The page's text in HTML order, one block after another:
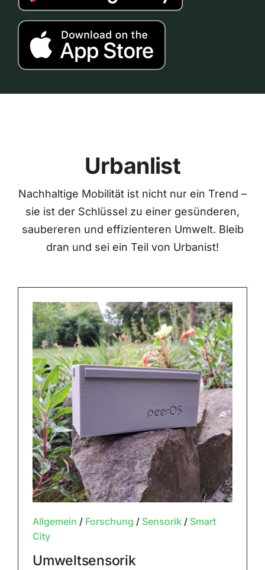
Urbanlist
Nachhaltige Mobilität ist nicht nur ein Trend –
sie ist der Schlüssel zu einer gesünderen,
saubereren und effizienteren Umwelt. Bleib
dran und sei ein Teil von Urbanist!
Allgemein / Forschung / Sensorik/ Smart
City
Umweltsensorik